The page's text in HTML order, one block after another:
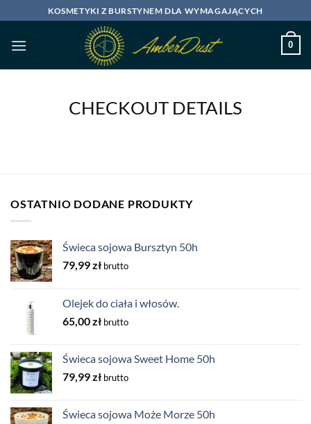
to
content
KOSMETYKI Z BURSTYNEM DLA WYMAGAJĄCYCH
0
CHECKOUT DETAILS
OSTATNIO DODANE PRODUKTY
Świeca sojowa Bursztyn 50h
79,99zł brutto
Olejek do ciała i włosów.
65,00zł brutto
Świeca sojowa Sweet Home 50h
79,99zł brutto
Świeca sojowa Może Morze 50h